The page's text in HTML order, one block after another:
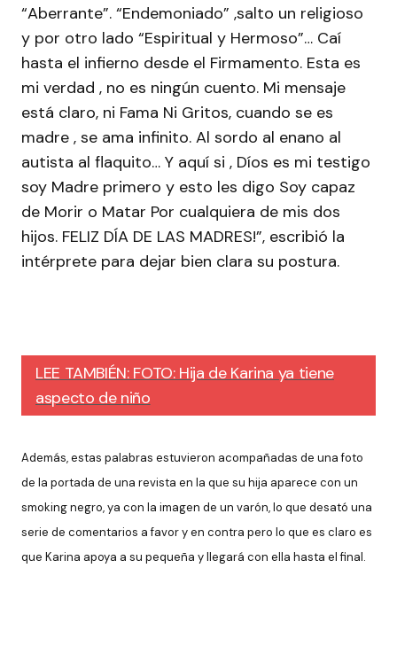
“Aberrante”. “Endemoniado” ,salto un religioso
y por otro lado “Espiritual y Hermoso”… Caí
hasta el infierno desde el Firmamento. Esta es
mi verdad , no es ningún cuento. Mi mensaje
está claro, ni Fama Ni Gritos, cuando se es
madre , se ama infinito. Al sordo al enano al
autista al flaquito… Y aquí si , Díos es mi testigo
soy Madre primero y esto les digo Soy capaz
de Morir o Matar Por cualquiera de mis dos
hijos. FELIZ DÍA DE LAS MADRES!”, escribió la
intérprete para dejar bien clara su postura.
LEE TAMBIÉN: FOTO: Hija de Karina ya tiene
aspecto de niño
Además, estas palabras estuvieron acompañadas de una foto
de la portada de una revista en la que su hija aparece con un
smoking negro, ya con la imagen de un varón, lo que desató una
serie de comentarios a favor y en contra pero lo que es claro es
que Karina apoya a su pequeña y llegará con ella hasta el final.